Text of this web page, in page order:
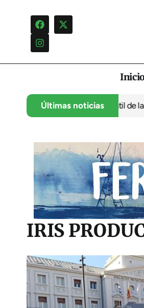
Últimas noticias
infantil de la Feria de la
IRIS